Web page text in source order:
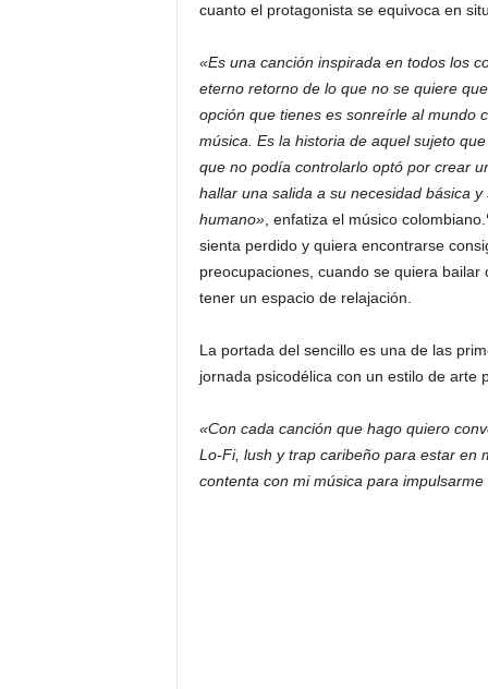
cuanto el protagonista se equivoca en
«Es una canción inspirada en todos los
eterno retorno de lo que no se quiere
opción que tienes es sonreírle al mundo
música. Es la historia de aquel sujeto
que no podía controlarlo optó por crear
hallar una salida a su necesidad básica
humano», enfatiza el músico colombiano.
sienta perdido y quiera encontrarse
preocupaciones, cuando se quiera
tener un espacio de relajación.
La portada del sencillo es una de las
jornada psicodélica con un estilo de arte
«Con cada canción que hago quiero
Lo-Fi, lush y trap caribeño para estar en
contenta con mi música para